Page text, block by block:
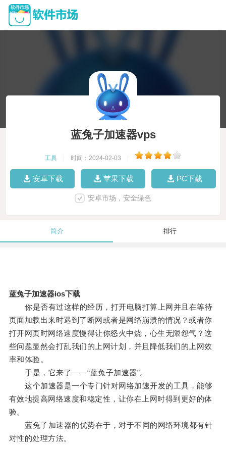
蓝兔子加速器vps
工具 时间：2024-02-03
安卓下载 苹果下载 PC下载
安卓市场，安全绿色
简介 排行
蓝兔子加速器ios下载
你是否有过这样的经历，打开电脑打算上网并且在等待
页面加载出来时遇到了断网或者是网络崩溃的情况？或者你
打开网页时网络速度慢得让你怒火中烧，心生无限怨气？这
些问题显然会打乱我们的上网计划，并且降低我们的上网效
率和体验。
于是，它来了——“蓝兔子加速器”。
这个加速器是一个专门针对网络加速开发的工具，能够
有效地提高网络速度和稳定性，让你在上网时得到更好的体
验。
蓝兔子加速器的优势在于，对于不同的网络环境都有针
对性的处理方法。